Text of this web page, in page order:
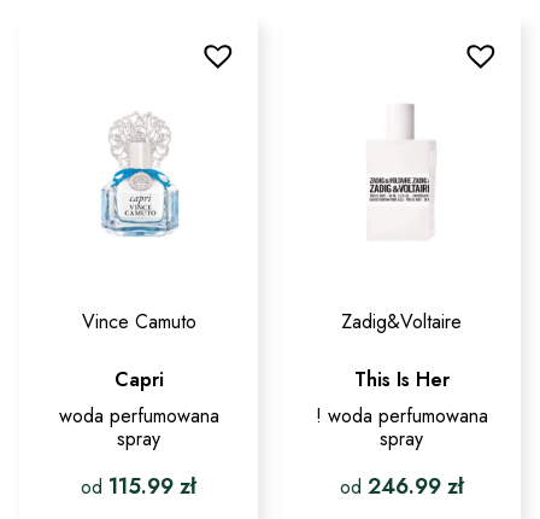
Vince Camuto
Capri
woda perfumowana
spray
od 115.99zł
Zadig&Voltaire
This Is Her
! woda perfumowana
spray
od 246.99zł